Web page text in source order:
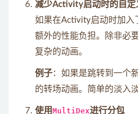
减少Activity启动时的自定
如果在Activity启动时加入
额外的性能负担。除非必
复杂的动画。
例子：如果是跳转到一个
的转场动画。简单的淡入
使用MultiDex进行分包